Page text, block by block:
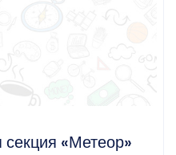
«Метеор»